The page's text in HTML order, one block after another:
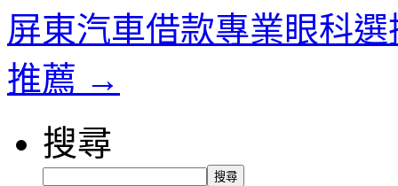
屏東汽車借款專業眼科
推薦 →
搜尋
搜尋